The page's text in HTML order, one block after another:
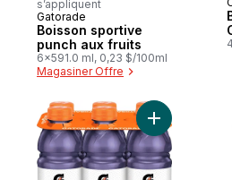
s’appliquent
Préparé au Canada
Gatorade
Boisson sportive
punch aux fruits
6x591.0 ml, 0,23 $/100ml
Magasiner Offre
Ajouter